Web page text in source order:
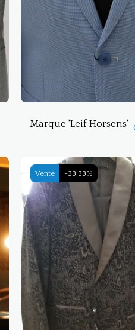
Marque 'Leif Horsens'
Vente -33.33%